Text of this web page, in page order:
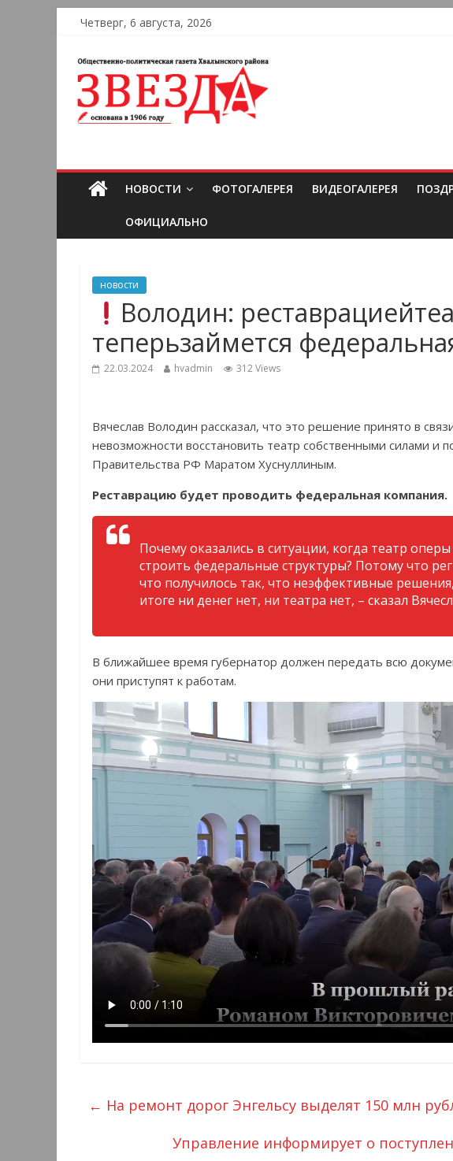
Четверг, 6 августа, 2026
НОВОСТИ ФОТОГАЛЕРЕЯ ВИДЕОГАЛЕРЕЯ
ОФИЦИАЛЬНО
новости
Володин:
теперьзаймется
22.03.2024 hvadmin 312 Views
Вячеслав Володин рассказал, что это решение принято в
невозможности восстановить театр собственными силами и
Правительства РФ Маратом Хуснуллиным.
Реставрацию будет проводить федеральная компания.
Почему оказались в ситуации, когда театр
строить федеральные структуры? Потому что
что получилось так, что неэффективные
итоге ни денег нет, ни театра нет, – сказал
В ближайшее время губернатор должен передать всю
они приступят к работам.
← На ремонт дорог Энгельсу выделят 150 млн
Управление информирует о